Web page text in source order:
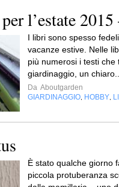
l’estate 2015
I libri sono spesso
vacanze estive. Nelle
più numerosi i testi
giardinaggio, un chiaro...
Da Aboutgarden
GIARDINAGGIO HOBBY
È stato qualche giorno
piccola protuberanza